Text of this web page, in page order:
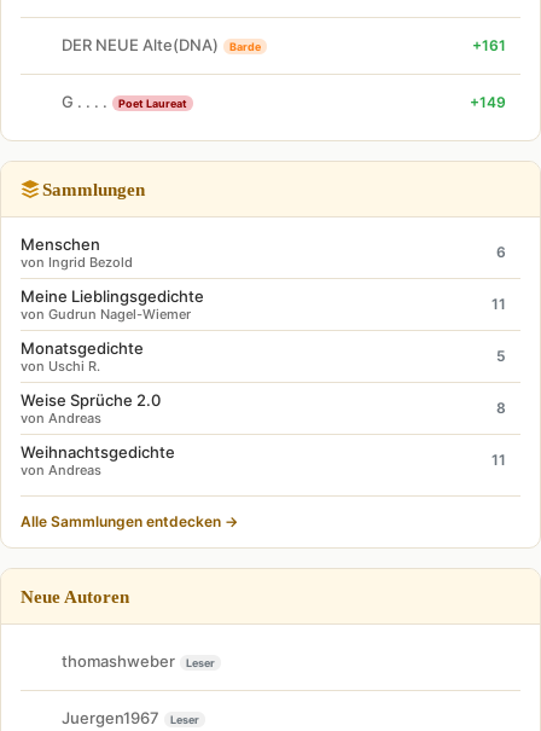
DER NEUE Alte(DNA) Barde +161
G . . . . Poet Laureat +149
Sammlungen
Menschen
von Ingrid Bezold
6
Meine Lieblingsgedichte
von Gudrun Nagel-Wiemer
11
Monatsgedichte
von Uschi R.
5
Weise Sprüche 2.0
von Andreas
8
Weihnachtsgedichte
von Andreas
11
Alle Sammlungen entdecken →
Neue Autoren
thomashweber Leser
Juergen1967 Leser